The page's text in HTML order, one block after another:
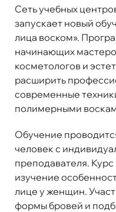
Сеть учебных
запускает новый
лица воском».
начинающих
косметологов и
расширить
современные
полимерными
Обучение
человек с
преподавателя. Курс
изучение
лице у женщин.
формы бровей и